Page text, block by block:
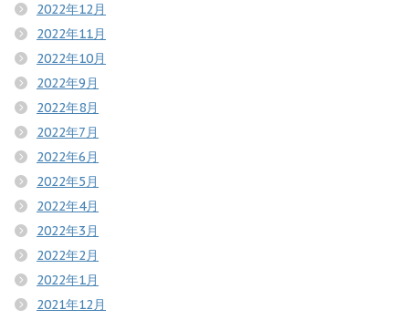
2022年12月
2022年11月
2022年10月
2022年9月
2022年8月
2022年7月
2022年6月
2022年5月
2022年4月
2022年3月
2022年2月
2022年1月
2021年12月